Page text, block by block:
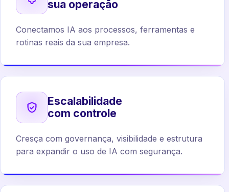
sua operação
Conectamos IA aos processos, ferramentas e
rotinas reais da sua empresa.
Escalabilidade
com controle
Cresça com governança, visibilidade e estrutura
para expandir o uso de IA com segurança.